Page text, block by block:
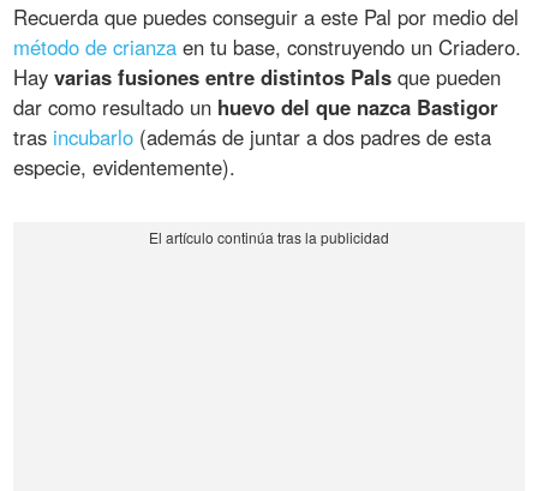
Recuerda que puedes conseguir a este Pal por medio del
método de crianza en tu base, construyendo un Criadero.
Hayvarias fusiones entre distintos Pals que pueden
dar como resultado un huevo del que nazca Bastigor
tras incubarlo (además de juntar a dos padres de esta
especie, evidentemente).